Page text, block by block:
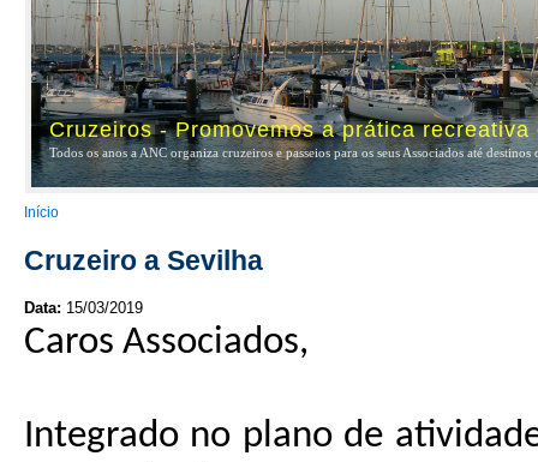
Cruzeiros - Promovemos a prática
Todos os anos a ANC organiza cruzeiros e passeios para os seus Associados até
You are here
Início
Cruzeiro a Sevilha
Data: 15/03/2019
Caros Associados,
Integrado no plano de